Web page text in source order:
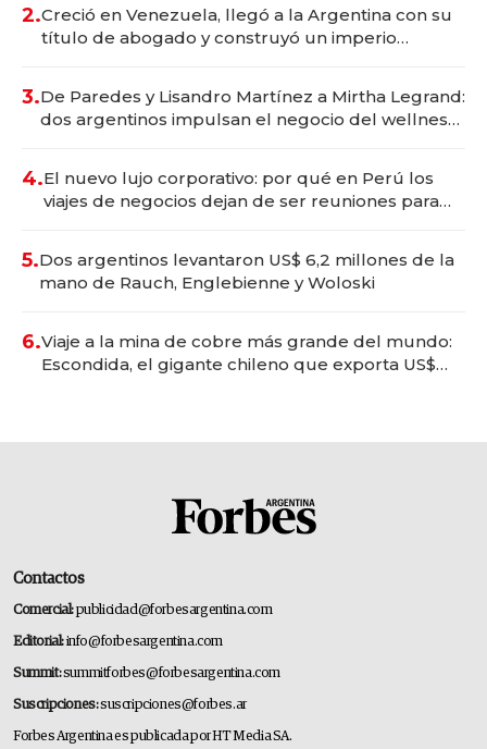
2.Creció en Venezuela, llegó a la Argentina con su
título de abogado y construyó un imperio
3.De Paredes y Lisandro Martínez a Mirtha Legrand:
dos argentinos impulsan el negocio del wellness
4.El nuevo lujo corporativo: por qué en Perú los
viajes de negocios dejan de ser reuniones para
5.Dos argentinos levantaron US$ 6,2 millones de la
mano de Rauch, Englebienne y Woloski
6.Viaje a la mina de cobre más grande del mundo:
Escondida, el gigante chileno que exporta US$
Contactos
Comercial:publicidad@forbesargentina.com
Editorial:info@forbesargentina.com
Summit:summitforbes@forbesargentina.com
Suscripciones:suscripciones@forbes.ar
Forbes Argentina es publicada por HT Media SA.